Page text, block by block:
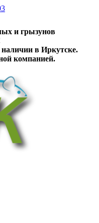
и грызунов
наличии в Иркутске.
компанией.